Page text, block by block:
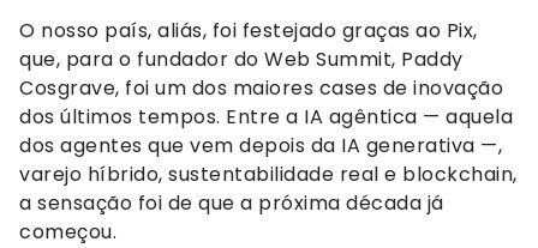
O nosso país, aliás, foi festejado graças ao Pix,
que, para o fundador do Web Summit, Paddy
Cosgrave, foi um dos maiores cases de inovação
dos últimos tempos. Entre a IA agêntica — aquela
dos agentes que vem depois da IA generativa —,
varejo híbrido, sustentabilidade real e blockchain,
a sensação foi de que a próxima década já
começou.